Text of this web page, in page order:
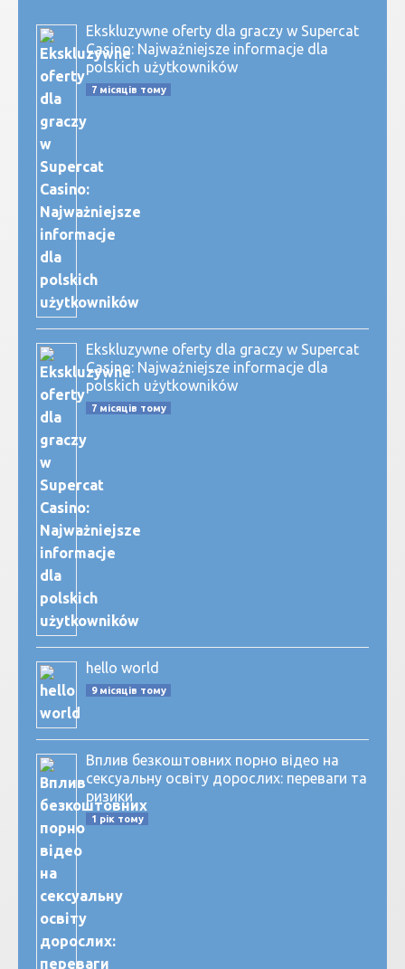
Ekskluzywne oferty dla graczy w Supercat
Casino: Najważniejsze informacje dla
polskich użytkowników
7 місяців тому
Ekskluzywne oferty dla graczy w Supercat
Casino: Najważniejsze informacje dla
polskich użytkowników
7 місяців тому
hello world
9 місяців тому
Вплив безкоштовних порно відео на
сексуальну освіту дорослих: переваги та
ризики
1 рік тому